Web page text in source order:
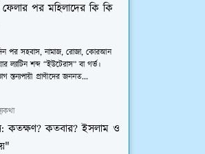
পর মহিলাদের কি কি
পর সহবাস, নামাজ, রোজা, কোরআন
ল্যাটিন শব্দ “ইউটেরাস” বা গর্ভ।
স্তন্যপায়ী প্রাণীদের জননত...
কতক্ষণ? কতবার? ইসলাম ও